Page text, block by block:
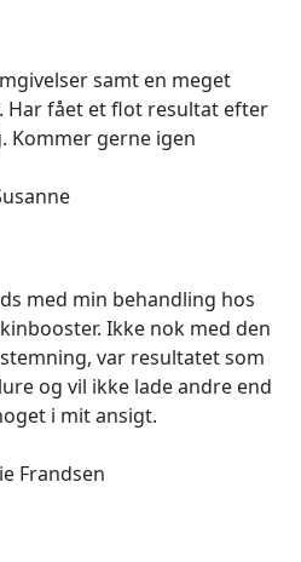
696,00 DKK.samt en meget
Har fået et flot resultat efter
Kommer gerne igen
med min behandling hos
Ikke nok med den
var resultatet som
og vil ikke lade andre end
i mit ansigt.
Frandsen